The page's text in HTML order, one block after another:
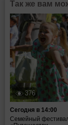
Так же вам
376
Сегодня в 14:00
Семейный